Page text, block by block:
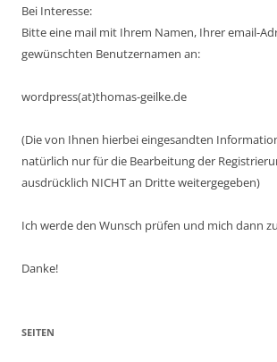
Bei Interesse:
Bitte eine mail mit Ihrem Namen, Ihrer email-
gewünschten Benutzernamen an:
wordpress(at)thomas-geilke.de
(Die von Ihnen hierbei eingesandten
natürlich nur für die Bearbeitung der
ausdrücklich NICHT an Dritte weitergegeben)
Ich werde den Wunsch prüfen und mich dann
Danke!
SEITEN